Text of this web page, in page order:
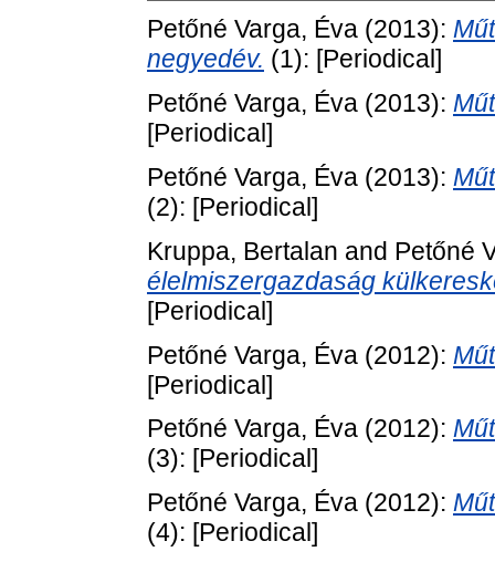
Petőné Varga, Éva (2013):
negyedév. (1): [Periodical]
Petőné Varga, Éva (2013):
[Periodical]
Petőné Varga, Éva (2013):
(2): [Periodical]
Kruppa, Bertalan and Petőné
élelmiszergazdaság
[Periodical]
Petőné Varga, Éva (2012):
[Periodical]
Petőné Varga, Éva (2012):
(3): [Periodical]
Petőné Varga, Éva (2012):
(4): [Periodical]